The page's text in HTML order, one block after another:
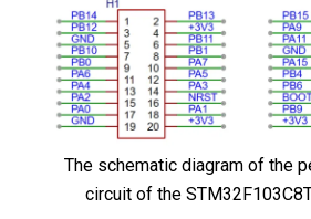
The schematic diagram of the
circuit of the